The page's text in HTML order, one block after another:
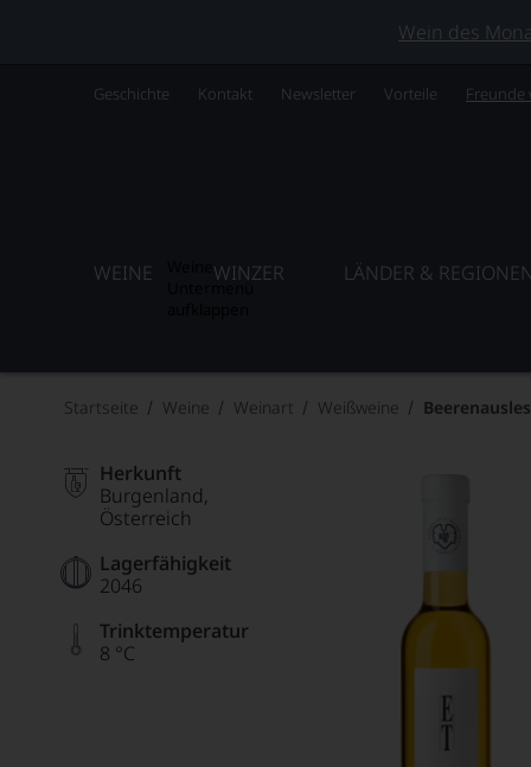
Wein des
Geschichte Kontakt Newsletter Vorteile Freunde
WEINE WINZER LÄNDER & REGIONEN
Startseite Weine Weinart Weißweine
Herkunft
Burgenland
Österreich
Lagerfähigkeit
2046
Trinktemperatur
8 °C